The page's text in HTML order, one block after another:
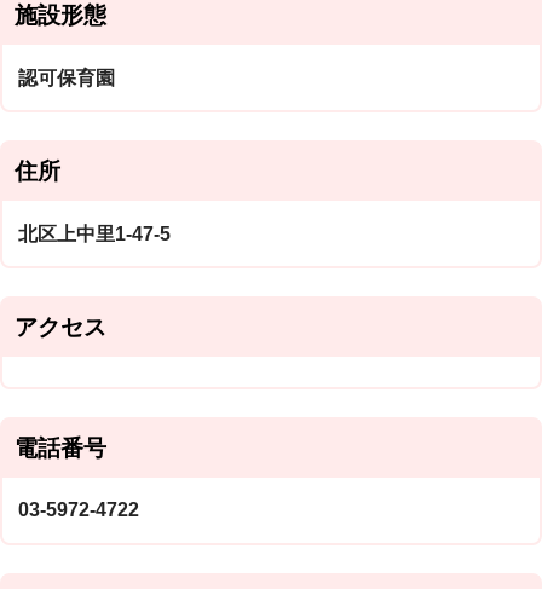
施設形態
認可保育園
住所
北区上中里1-47-5
アクセス
電話番号
03-5972-4722